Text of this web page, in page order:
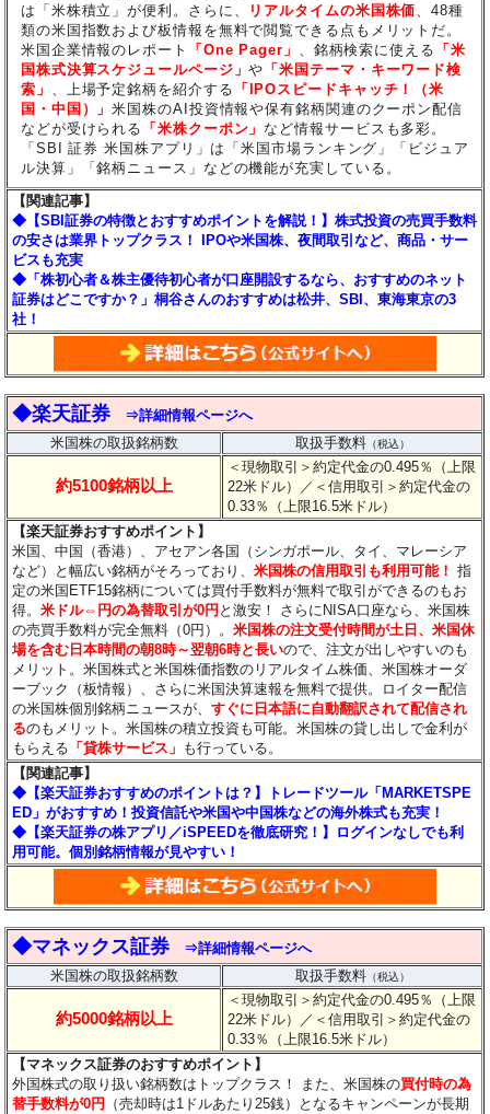
は「米株積立」が便利。さらに、
リアルタイムの米国株価 、48種
類の米国指数および板情報を無料で閲覧できる点もメリットだ。
米国企業情報のレポート
「One Pager」 、銘柄検索に使える 「米
国株式決算スケジュールページ」や 「米国テーマ・キーワード検
索」
、上場予定銘柄を紹介する 「IPOスピードキャッチ！（米
国・中国）」米国株のAI投資情報や保有銘柄関連のクーポン配信
などが受けられる 「米株クーポン」 など情報サービスも多彩。
「SBI 証券 米国株アプリ」は「米国市場ランキング」「ビジュア
ル決算」「銘柄ニュース」などの機能が充実している。
【関連記事】
◆【SBI証券の特徴とおすすめポイントを解説！】株式投資の売買手数料
の安さは業界トップクラス！ IPOや米国株、夜間取引など、商品・サー
ビスも充実
◆「株初心者＆株主優待初心者が口座開設するなら、おすすめのネット
証券はどこですか？」桐谷さんのおすすめは松井、SBI、東海東京の3
社！
◆楽天証券
⇒詳細情報ページへ
米国株の取扱銘柄数
取扱手数料（税込）
約5100銘柄以上
＜現物取引＞約定代金の0.495％（上限
22米ドル）
／＜信用取引＞約定代金の
0.33％（上限16.5米ドル）
【楽天証券おすすめポイント】
米国、中国（香港）、アセアン各国（シンガポール、タイ、マレーシア
など）と幅広い銘柄がそろっており、米国株の信用取引も利用可能！ 指
定の米国ETF15銘柄については買付手数料が無料で取引ができるのもお
得。米ドル⇔円の為替取引が0円 と激安！ さらにNISA口座なら、米国株
の売買手数料が完全無料（0円）。米国株の注文受付時間が土日、米国休
場を含む日本時間の朝8時～翌朝6時と長いので、注文が出しやすいのも
メリット。米国株式と米国株価指数のリアルタイム株価、米国株オーダ
ーブック（板情報）、さらに米国決算速報を無料で提供。ロイター配信
の米国株個別銘柄ニュースが、すぐに日本語に自動翻訳されて配信され
るのもメリット。米国株の積立投資も可能。米国株の貸し出しで金利が
もらえる 「貸株サービス」 も行っている。
【関連記事】
◆ 【楽天証券おすすめのポイントは？】トレードツール「MARKETSPE
ED」がおすすめ！投資信託や米国や中国株などの海外株式も充実！
◆【楽天証券の株アプリ／iSPEEDを徹底研究！】ログインなしでも利
用可能。個別銘柄情報が見やすい！
◆マネックス証券
⇒詳細情報ページへ
米国株の取扱銘柄数
取扱手数料（税込）
約5000銘柄以上
＜現物取引＞約定代金の0.495％（上限
22米ドル）
／＜信用取引＞約定代金の
0.33％（上限16.5米ドル）
【マネックス証券のおすすめポイント】
外国株式の取り扱い銘柄数はトップクラス！ また、米国株の買付時の為
替手数料が0円
（売却時は1ドルあたり25銭）となるキャンペーンが長期